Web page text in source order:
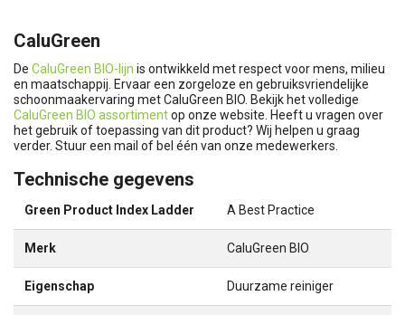
CaluGreen
De CaluGreen BIO-lijn is ontwikkeld met respect voor mens, milieu
en maatschappij. Ervaar een zorgeloze en gebruiksvriendelijke
schoonmaakervaring met CaluGreen BIO. Bekijk het volledige
CaluGreen BIO assortimentop onze website. Heeft u vragen over
het gebruik of toepassing van dit product? Wij helpen u graag
verder. Stuur een mail of bel één van onze medewerkers.
Technische gegevens
Green Product Index Ladder A Best Practice
Merk CaluGreen BIO
Eigenschap Duurzame reiniger